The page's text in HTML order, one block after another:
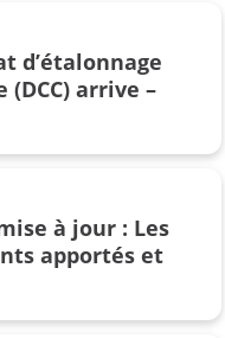
et
pression
d’étalonnage
arrive –
à jour : Les
apportés et